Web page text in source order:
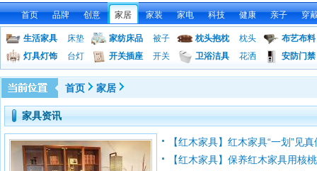
首页 品牌 创意 家居 家装 家电 科技 健康 亲子 穿
生活家具 床垫 家纺床品 被子 枕头抱枕 枕头
布艺布料
灯具灯饰
台灯 开关插座 开关 卫浴洁具 花洒 安防门禁
首页 家居
家具资讯
【红木家具】红木家具“一划”见真
【红木家具】保养红木家具用核